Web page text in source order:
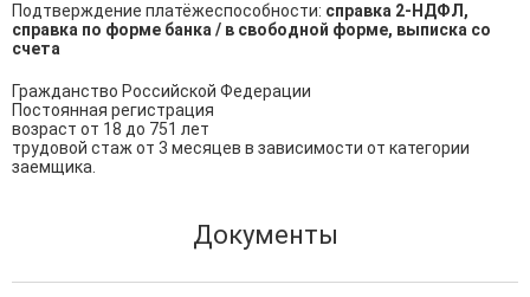
Подтверждение платёжеспособности: справка 2-НДФЛ,
справка по форме банка / в свободной форме, выписка со
счета
Гражданство Российской Федерации
Постоянная регистрация
возраст от 18 до 751 лет
трудовой стаж от 3 месяцев в зависимости от категории
заемщика.
Документы